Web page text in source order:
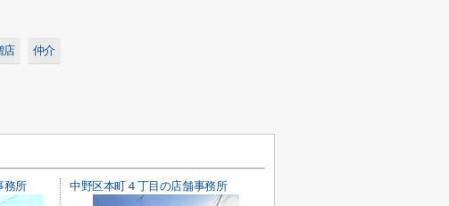
店 仲介
務所 中野区本町４丁目の店舗事務所